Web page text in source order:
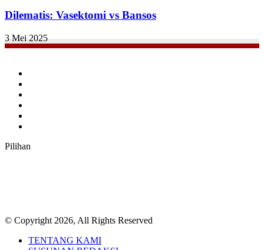
Dilematis: Vasektomi vs Bansos
3 Mei 2025
Pilihan
© Copyright 2026, All Rights Reserved
TENTANG KAMI